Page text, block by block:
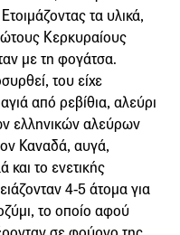
τα υλικά,
Κερκυραίους
με τη φογάτσα.
του είχε
από ρεβίθια, αλεύρι
ελληνικών αλεύρων
Καναδά, αυγά,
και το ενετικής
4-5 άτομα για
το οποίο αφού